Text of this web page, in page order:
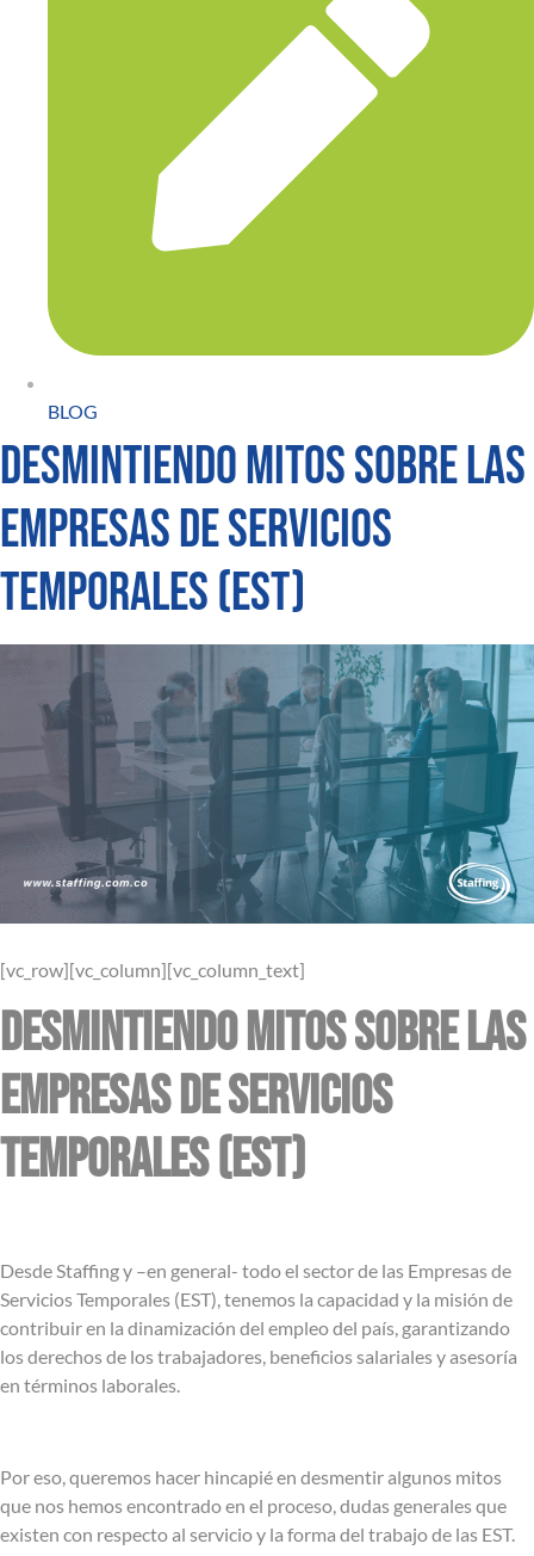
BLOG
Desmintiendo mitos sobre las
empresas de servicios
temporales (est)
[vc_row][vc_column][vc_column_text]
Desmintiendo mitos sobre las
empresas de servicios
temporales (est)
Desde Staffing y –en general- todo el sector de las Empresas de
Servicios Temporales (EST), tenemos la capacidad y la misión de
contribuir en la dinamización del empleo del país, garantizando
los derechos de los trabajadores, beneficios salariales y asesoría
en términos laborales.
Por eso, queremos hacer hincapié en desmentir algunos mitos
que nos hemos encontrado en el proceso, dudas generales que
existen con respecto al servicio y la forma del trabajo de las EST.